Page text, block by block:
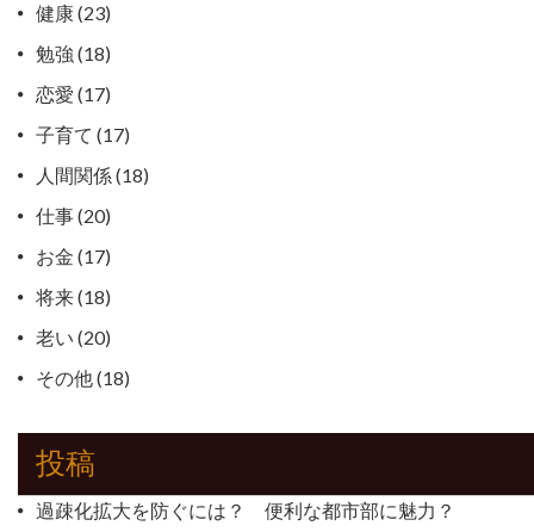
健康(23)
勉強 (18)
恋愛 (17)
子育て (17)
人間関係(18)
仕事(20)
お金 (17)
将来(18)
老い (20)
その他(18)
投稿
過疎化拡大を防ぐには？ 便利な都市部に魅力？